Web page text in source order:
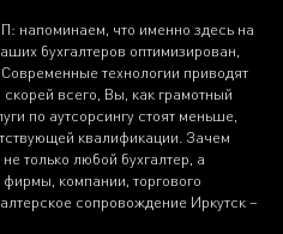
напоминаем, что именно здесь на
бухгалтеров оптимизирован,
технологии приводят
всего, Вы, как грамотный
по аутсорсингу стоят меньше,
квалификации. Зачем
только любой бухгалтер, а
компании, торгового
сопровождение Иркутск –